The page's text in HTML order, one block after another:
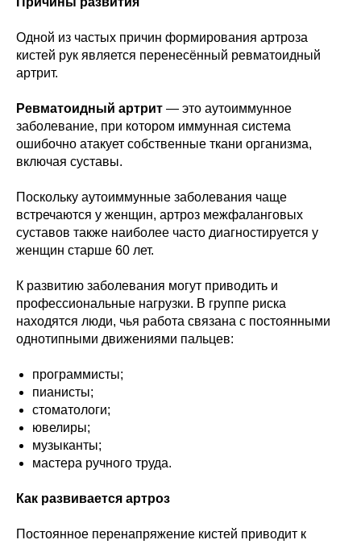
Одной из частых причин формирования артроза
кистей рук является перенесённый ревматоидный
артрит.
Ревматоидный артрит — это аутоиммунное
заболевание, при котором иммунная система
ошибочно атакует собственные ткани организма,
включая суставы.
Поскольку аутоиммунные заболевания чаще
встречаются у женщин, артроз межфаланговых
суставов также наиболее часто диагностируется у
женщин старше 60 лет.
К развитию заболевания могут приводить и
профессиональные нагрузки. В группе риска
находятся люди, чья работа связана с постоянными
однотипными движениями пальцев:
программисты;
пианисты;
стоматологи;
ювелиры;
музыканты;
мастера ручного труда.
Как развивается артроз
Постоянное перенапряжение кистей приводит к